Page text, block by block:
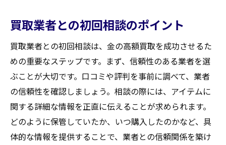
トラブルを未然に防ぐための契約書確認
ント
買取後のレビューを活用したフィードバッ
ク
失敗から学ぶ次回取引への対策
蔵王町宮で賢く金を売るための交渉ポイント
取引前に押さえておくべき基本情報
買取業者との初回相談のポイント
買取業者との初回相談は、金の高額買取を成功させるた
めの重要なステップです。まず、信頼性のある業者を選
ぶことが大切です。口コミや評判を事前に調べて、業者
の信頼性を確認しましょう。相談の際には、アイテムに
関する詳細な情報を正直に伝えることが求められます。
どのように保管していたか、いつ購入したのかなど、具
体的な情報を提供することで、業者との信頼関係を築け